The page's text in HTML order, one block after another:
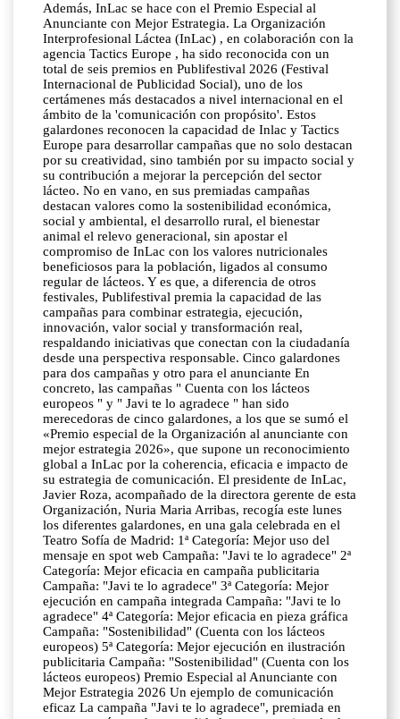
Además, InLac se hace con el Premio Especial al
Anunciante con Mejor Estrategia. La Organización
Interprofesional Láctea (InLac) , en colaboración con la
agencia Tactics Europe , ha sido reconocida con un
total de seis premios en Publifestival 2026 (Festival
Internacional de Publicidad Social), uno de los
certámenes más destacados a nivel internacional en el
ámbito de la 'comunicación con propósito'. Estos
galardones reconocen la capacidad de Inlac y Tactics
Europe para desarrollar campañas que no solo destacan
por su creatividad, sino también por su impacto social y
su contribución a mejorar la percepción del sector
lácteo. No en vano, en sus premiadas campañas
destacan valores como la sostenibilidad económica,
social y ambiental, el desarrollo rural, el bienestar
animal el relevo generacional, sin apostar el
compromiso de InLac con los valores nutricionales
beneficiosos para la población, ligados al consumo
regular de lácteos. Y es que, a diferencia de otros
festivales, Publifestival premia la capacidad de las
campañas para combinar estrategia, ejecución,
innovación, valor social y transformación real,
respaldando iniciativas que conectan con la ciudadanía
desde una perspectiva responsable. Cinco galardones
para dos campañas y otro para el anunciante En
concreto, las campañas " Cuenta con los lácteos
europeos " y " Javi te lo agradece " han sido
merecedoras de cinco galardones, a los que se sumó el
«Premio especial de la Organización al anunciante con
mejor estrategia 2026», que supone un reconocimiento
global a InLac por la coherencia, eficacia e impacto de
su estrategia de comunicación. El presidente de InLac,
Javier Roza, acompañado de la directora gerente de esta
Organización, Nuria Maria Arribas, recogía este lunes
los diferentes galardones, en una gala celebrada en el
Teatro Sofía de Madrid: 1ª Categoría: Mejor uso del
mensaje en spot web Campaña: "Javi te lo agradece" 2ª
Categoría: Mejor eficacia en campaña publicitaria
Campaña: "Javi te lo agradece" 3ª Categoría: Mejor
ejecución en campaña integrada Campaña: "Javi te lo
agradece" 4ª Categoría: Mejor eficacia en pieza gráfica
Campaña: "Sostenibilidad" (Cuenta con los lácteos
europeos) 5ª Categoría: Mejor ejecución en ilustración
publicitaria Campaña: "Sostenibilidad" (Cuenta con los
lácteos europeos) Premio Especial al Anunciante con
Mejor Estrategia 2026 Un ejemplo de comunicación
eficaz La campaña "Javi te lo agradece", premiada en